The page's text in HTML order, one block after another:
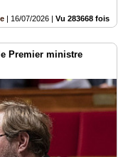
| 16/07/2026 | Vu 283668 fois
Premier ministre